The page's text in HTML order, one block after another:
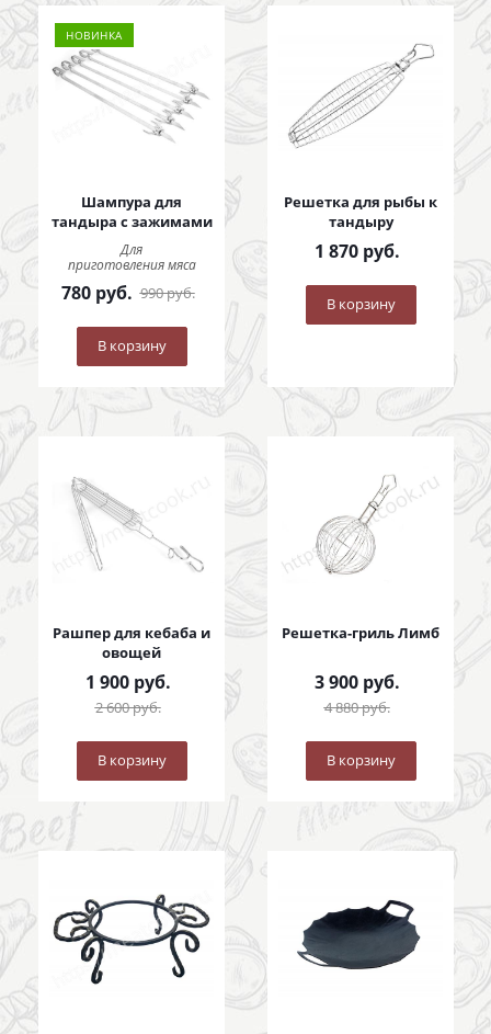
НОВИНКА
Шампура для
тандыра с зажимами
Для
приготовления мяса
780руб. 990руб.
В корзину
Решетка для рыбы к
тандыру
1 870руб.
В корзину
Рашпер для кебаба и
овощей
1 900руб.
2 600руб.
В корзину
Решетка-гриль Лимб
3 900руб.
4 880руб.
В корзину